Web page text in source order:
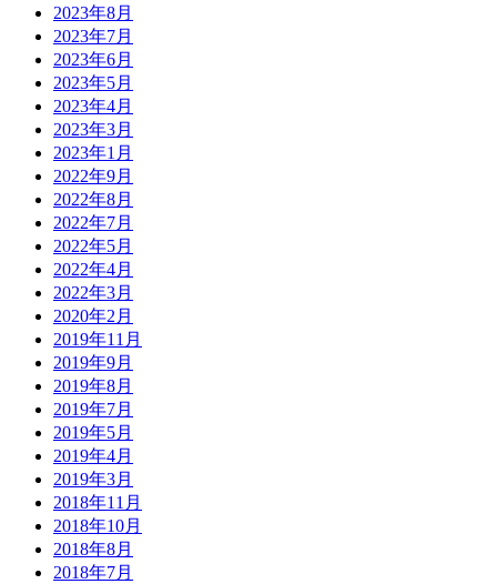
2023年8月
2023年7月
2023年6月
2023年5月
2023年4月
2023年3月
2023年1月
2022年9月
2022年8月
2022年7月
2022年5月
2022年4月
2022年3月
2020年2月
2019年11月
2019年9月
2019年8月
2019年7月
2019年5月
2019年4月
2019年3月
2018年11月
2018年10月
2018年8月
2018年7月